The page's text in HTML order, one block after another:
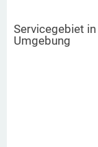
Servicegebiet in
Umgebung